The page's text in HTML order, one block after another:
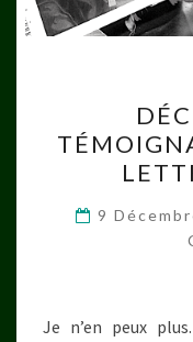
9
Je n’en peux